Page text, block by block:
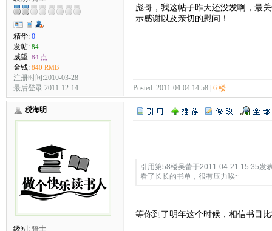
精华: 0
发帖: 84
威望: 84 点
金钱: 840 RMB
注册时间:2010-03-28
最后登录:2011-12-14
彪哥，我这帖子昨天还没发啊，最
示感谢以及亲切的慰问！
Posted: 2011-04-04 14:58 | 6 楼
税海明
级别: 骑士
引用第58楼吴蕾于2011-04-21 15:35发
看了长长的书单，很有压力唉~
等你到了明年这个时候，相信书目